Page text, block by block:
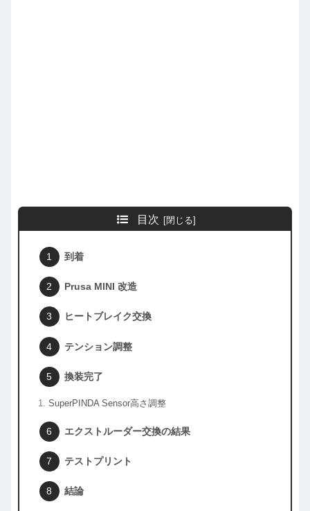
目次
到着
Prusa MINI 改造
ヒートブレイク交換
テンション調整
換装完了
SuperPINDA Sensor高さ調整
エクストルーダー交換の結果
テストプリント
結論